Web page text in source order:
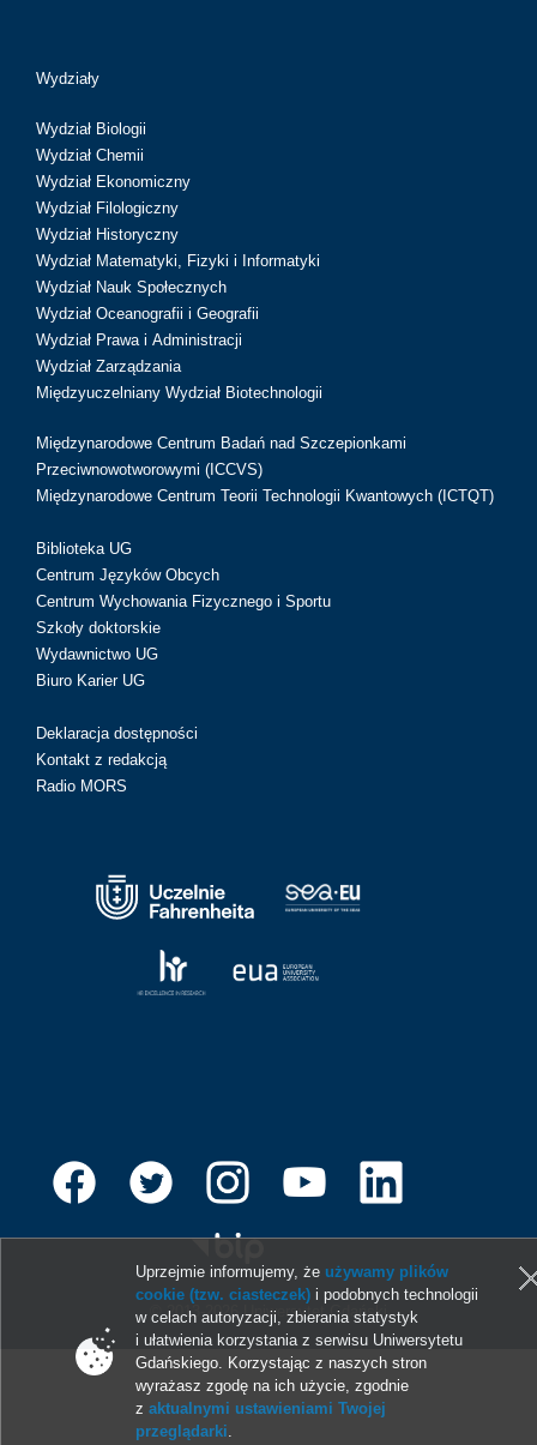
Wydziały
Wydział Biologii
Wydział Chemii
Wydział Ekonomiczny
Wydział Filologiczny
Wydział Historyczny
Wydział Matematyki, Fizyki i Informatyki
Wydział Nauk Społecznych
Wydział Oceanografii i Geografii
Wydział Prawa i Administracji
Wydział Zarządzania
Międzyuczelniany Wydział Biotechnologii
Międzynarodowe Centrum Badań nad Szczepionkami
Przeciwnowotworowymi (ICCVS)
Międzynarodowe Centrum Teorii Technologii Kwantowych (ICTQT)
Biblioteka UG
Centrum Języków Obcych
Centrum Wychowania Fizycznego i Sportu
Szkoły doktorskie
Wydawnictwo UG
Biuro Karier UG
Deklaracja dostępności
Kontakt z redakcją
Radio MORS
© 2013-2026 Uniwersytet Gdański
Uprzejmie informujemy, że używamy plików
cookie (tzw. ciasteczek) i podobnych technologii
w celach autoryzacji, zbierania statystyk
i ułatwienia korzystania z serwisu Uniwersytetu
Gdańskiego. Korzystając z naszych stron
wyrażasz zgodę na ich użycie, zgodnie
zaktualnymi ustawieniami Twojej
przeglądarki.